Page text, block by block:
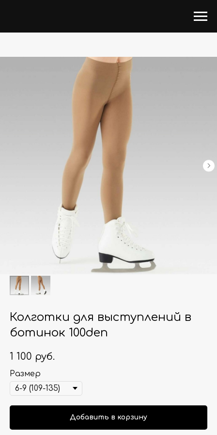
Колготки для выступлений в
ботинок 100den
1 100 руб.
Размер
Добавить в корзину